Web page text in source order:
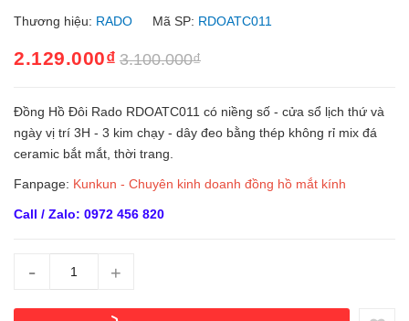
Thương hiệu: RADO Mã SP: RDOATC011
2.129.000₫ 3.100.000₫
Đồng Hồ Đôi Rado RDOATC011 có niềng số - cửa sổ lịch thứ và
ngày vị trí 3H - 3 kim chạy - dây đeo bằng thép không rỉ mix đá
ceramic bắt mắt, thời trang.
Fanpage: Kunkun - Chuyên kinh doanh đồng hồ mắt kính
Call / Zalo: 0972 456 820
- +